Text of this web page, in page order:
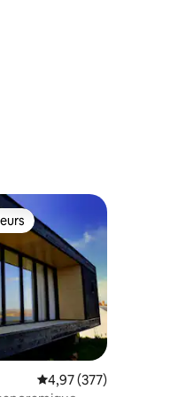
les plus appréciés
Évaluation moyenne
4,97 (377)